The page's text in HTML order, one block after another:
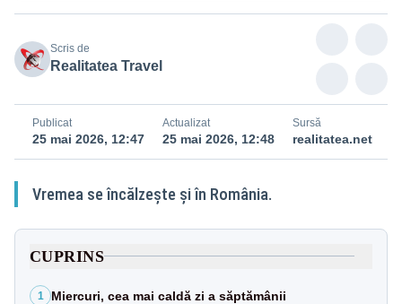
Scris de
Realitatea Travel
Publicat
25 mai 2026, 12:47
Actualizat
25 mai 2026, 12:48
Sursă
realitatea.net
Vremea se încălzește și în România.
CUPRINS
1 Miercuri, cea mai caldă zi a săptămânii